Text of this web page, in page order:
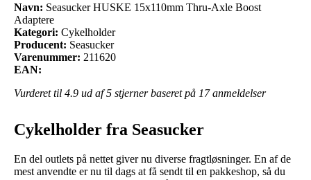
Navn: Seasucker HUSKE 15x110mm Thru-Axle Boost
Adaptere
Kategori: Cykelholder
Producent: Seasucker
Varenummer: 211620
EAN:
Vurderet til 4.9 ud af 5 stjerner baseret på 17anmeldelser
Cykelholder fra Seasucker
En del outlets på nettet giver nu diverse fragtløsninger. En af de
mest anvendte er nu til dags at få sendt til en pakkeshop, så du